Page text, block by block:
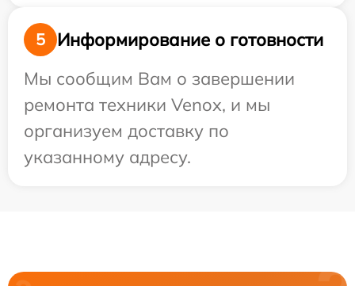
5
Информирование о готовности
Мы сообщим Вам о завершении
ремонта техники Venox, и мы
организуем доставку по
указанному адресу.